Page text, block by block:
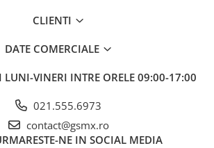
CLIENTI
DATE COMERCIALE
LUNI-VINERI INTRE ORELE 09:00-17:00
021.555.6973
contact@gsmx.ro
NE IN SOCIAL MEDIA